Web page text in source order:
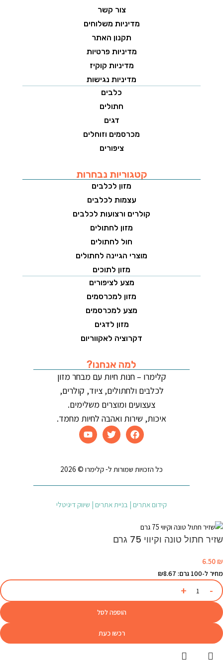
צור קשר
מדיניות משלוחים
תקנון האתר
מדיניות פרטיות
מדיניות קוקיז
מדיניות נגישות
כלבים
חתולים
דגים
מכרסמים וזוחלים
ציפורים
קטגוריות נבחרות
מזון לכלבים
עצמות לכלבים
קולרים ורצועות לכלבים
מזון לחתולים
חול לחתולים
מוצרי הגיינה לחתולים
מזון לתוכים
מצע לציפורים
מזון למכרסמים
מצע למכרסמים
מזון לדגים
דקרוציה לאקווריום
למה אנחנו?
קלימרו – חנות חיות עם מבחר מזון
לכלבים ולחתולים, ציוד, קולרים,
צעצועים ומוצרים משלימים.
איכות, שירות ואהבה לחיות מחמד.
כל הזכויות שמורות ל- קלימרו © 2026
קידום אתרים | בניית אתרים | שיווק דיגיטלי
שזיר חתול טונה וקיווי 75 גרם
6.50 ₪
מחיר ל-100 גרם: ₪8.67
הוספה לסל
רכשו כעת